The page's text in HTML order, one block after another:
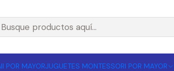
POR MAYORJUGUETES MONTESSORI POR MAYOR